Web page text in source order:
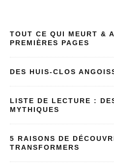
TOUT CE QUI MEURT &
PREMIÈRES PAGES
DES HUIS-CLOS
LISTE DE LECTURE :
MYTHIQUES
5 RAISONS DE
TRANSFORMERS